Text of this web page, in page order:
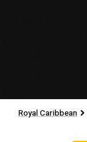
Royal Caribbean